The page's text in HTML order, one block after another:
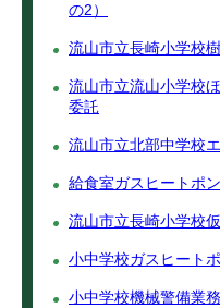
の2）
流山市立長崎小学校
流山市立流山小学校
委託
流山市立北部中学校
給食室ガスヒートポ
流山市立長崎小学校
小中学校ガスヒート
小中学校機械警備業